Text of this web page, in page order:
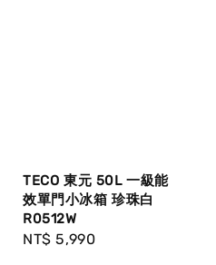
TECO 東元 50L 一級能
效單門小冰箱 珍珠白
R0512W
Regular
NT$ 5,990